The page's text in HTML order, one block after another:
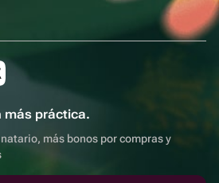
más práctica.
más bonos por compras y